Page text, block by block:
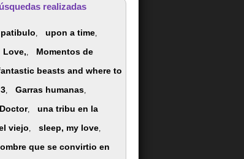
realizadas
, upon a time,
Love,,
Momentos de
beasts and where to
, Garras humanas,
Doctor,
una tribu en la
viejo, sleep, my love,
que se convirtio en